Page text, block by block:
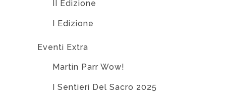
II Edizione
I Edizione
Eventi Extra
Martin Parr Wow!
I Sentieri Del Sacro 2025